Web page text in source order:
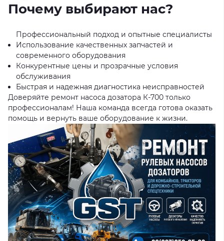
Почему выбирают нас?
Профессиональный подход и опытные специалисты
Использование качественных запчастей и
современного оборудования
Конкурентные цены и прозрачные условия
обслуживания
Быстрая и надежная диагностика неисправностей
Доверяйте ремонт насоса дозатора К-700 только
профессионалам! Наша команда всегда готова оказать
помощь и вернуть ваше оборудование к жизни.